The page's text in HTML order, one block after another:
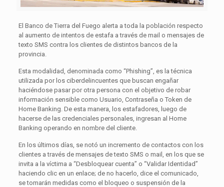
El Banco de Tierra del Fuego alerta a toda la población respecto
al aumento de intentos de estafa a través de mail o mensajes de
texto SMS contra los clientes de distintos bancos de la
provincia.
Esta modalidad, denominada como “Phishing”, es la técnica
utilizada por los ciberdelincuentes que buscan engañar
haciéndose pasar por otra persona con el objetivo de robar
información sensible como Usuario, Contraseña o Token de
Home Banking. De esta manera, los estafadores, luego de
hacerse de las credenciales personales, ingresan al Home
Banking operando en nombre del cliente.
En los últimos días, se notó un incremento de contactos con los
clientes a través de mensajes de texto SMS o mail, en los que se
invita a la víctima a “Desbloquear cuenta” o “Validar Identidad”
haciendo clic en un enlace; de no hacerlo, dice el comunicado,
se tomarán medidas como el bloqueo o suspensión de la